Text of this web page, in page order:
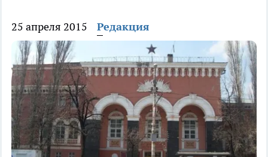
25 апреля 2015 Редакция